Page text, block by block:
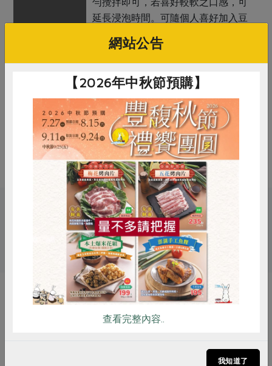
延長浸泡時間。可隨個人喜好加入豆
漿、奶茶、鹹湯、糖、鹽調配食用
注意事項
1. 本品含有含麩質之榖物及其製品，
對其過敏者請勿食用。
2. 內附脫氧劑1包，避免誤食
備註/
其他標示
有機驗證證書字號：1-009-210078
有機驗證機構：慈心有機驗證股份有
限公司
關鍵字
# 早餐 # 穀物 # 燕麥片
你可能有興趣的產品
RPET 食譜 減硝酸鹽
雞蛋 食安 共同購買
網站公告
【2026年中秋節預購】
查看完整內容..
我知道了